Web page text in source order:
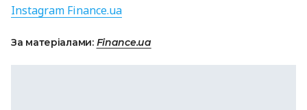
Instagram Finance.ua
За матеріалами: Finance.ua